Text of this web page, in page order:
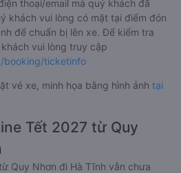
thoại/email mà quý khách đã
khách vui lòng có mặt tại điểm đón
để chuẩn bị lên xe. Để kiểm tra
vui lòng truy cập
booking/ticketinfo
vé xe, minh họa bằng hình ảnh tại
Tết 2027 từ Quy
Quy Nhơn đi Hà Tĩnh vẫn chưa